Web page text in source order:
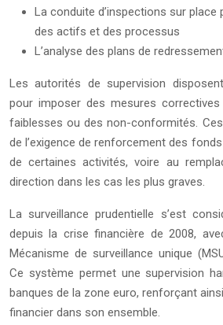
La conduite d’inspections sur place
des actifs et des processus
L’analyse des plans de
Les autorités de supervision
pour imposer des mesures
faiblesses ou des non-conformités.
de l’exigence de renforcement des
de certaines activités, voire au
direction dans les cas les plus graves.
La surveillance prudentielle s’est
depuis la crise financière de 2008,
Mécanisme de surveillance unique
Ce système permet une supervision
banques de la zone euro, renforçant
financier dans son ensemble.